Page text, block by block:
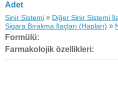
Adet
Sinir Sistemi » Diğer Sinir Sistemi
Sigara Bırakma İlaçları (Hapları) »
Formülü:
Farmakolojik özellikleri: